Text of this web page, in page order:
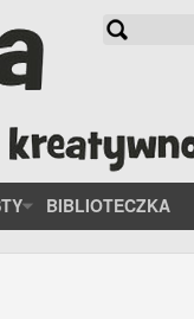
Szukaj
BIBLIOTECZKA